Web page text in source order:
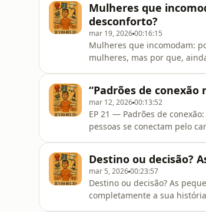
Mulheres que
desconforto?
mar 19, 202600:16:15
Mulheres que incomodam:
mulheres, mas por que,
sobre vergonha e controle, a
“Padrões de
mar 12, 202600:13:52
EP 21 — Padrões de
pessoas se conectam pelo
como um ciclo: provocação
Destino ou decisão?
mar 5, 202600:23:57
Destino ou decisão? As
completamente a sua